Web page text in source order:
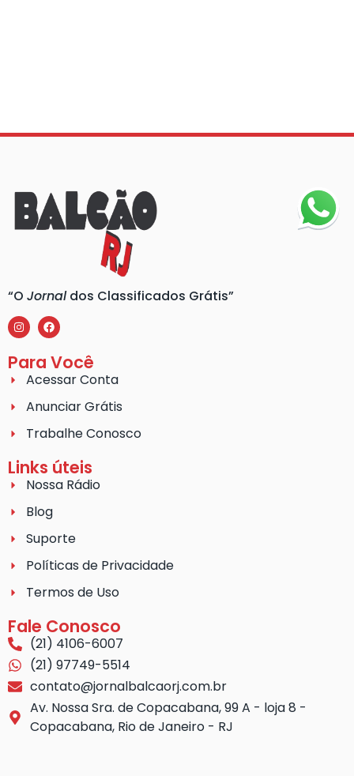
“O Jornaldos Classificados Grátis”
Para Você
Acessar Conta
Anunciar Grátis
Trabalhe Conosco
Links úteis
Nossa Rádio
Blog
Suporte
Políticas de Privacidade
Termos de Uso
Fale Conosco
(21) 4106-6007
(21) 97749-5514
contato@jornalbalcaorj.com.br
Av. Nossa Sra. de Copacabana, 99 A - loja 8 -
Copacabana, Rio de Janeiro - RJ